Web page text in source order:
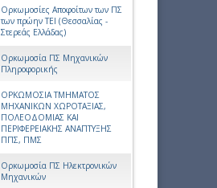
Ορκωμοσίες Αποφοίτων των ΠΣ
των πρώην ΤΕΙ (Θεσσαλίας -
Στερεάς Ελλάδας)
Ορκωμοσία ΠΣ Μηχανικών
Πληροφορικής
ΟΡΚΩΜΟΣΙΑ ΤΜΗΜΑΤΟΣ
ΜΗΧΑΝΙΚΩΝ ΧΩΡΟΤΑΞΙΑΣ,
ΠΟΛΕΟΔΟΜΙΑΣ ΚΑΙ
ΠΕΡΙΦΕΡΕΙΑΚΗΣ ΑΝΑΠΤΥΞΗΣ
ΠΠΣ, ΠΜΣ
Ορκωμοσία ΠΣ Ηλεκτρονικών
Μηχανικών